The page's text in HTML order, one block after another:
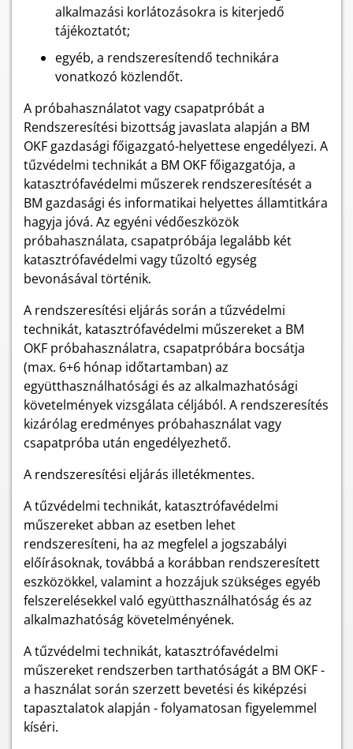
alkalmazási korlátozásokra is kiterjedő
tájékoztatót;
egyéb, a rendszeresítendő technikára
vonatkozó közlendőt.
A próbahasználatot vagy csapatpróbát a
Rendszeresítési bizottság javaslata alapján a BM
OKF gazdasági főigazgató-helyettese engedélyezi. A
tűzvédelmi technikát a BM OKF főigazgatója, a
katasztrófavédelmi műszerek rendszeresítését a
BM gazdasági és informatikai helyettes államtitkára
hagyja jóvá. Az egyéni védőeszközök
próbahasználata, csapatpróbája legalább két
katasztrófavédelmi vagy tűzoltó egység
bevonásával történik.
A rendszeresítési eljárás során a tűzvédelmi
technikát, katasztrófavédelmi műszereket a BM
OKF próbahasználatra, csapatpróbára bocsátja
(max. 6+6 hónap időtartamban) az
együtthasználhatósági és az alkalmazhatósági
követelmények vizsgálata céljából. A rendszeresítés
kizárólag eredményes próbahasználat vagy
csapatpróba után engedélyezhető.
A rendszeresítési eljárás illetékmentes.
A tűzvédelmi technikát, katasztrófavédelmi
műszereket abban az esetben lehet
rendszeresíteni, ha az megfelel a jogszabályi
előírásoknak, továbbá a korábban rendszeresített
eszközökkel, valamint a hozzájuk szükséges egyéb
felszerelésekkel való együtthasználhatóság és az
alkalmazhatóság követelményének.
A tűzvédelmi technikát, katasztrófavédelmi
műszereket rendszerben tarthatóságát a BM OKF -
a használat során szerzett bevetési és kiképzési
tapasztalatok alapján - folyamatosan figyelemmel
kíséri.